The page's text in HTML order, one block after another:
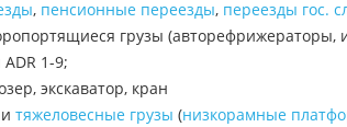
, пенсионные переезды, переезды гос.
грузы (авторефрижераторы,
1-9;
экскаватор, кран
и тяжеловесные грузы (низкорамные